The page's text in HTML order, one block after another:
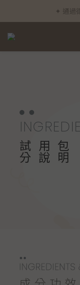
✦
✦ 通過
試用包
分說明